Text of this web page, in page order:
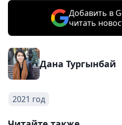
Добавить в
читать
Дана Тургынбай
2021 год